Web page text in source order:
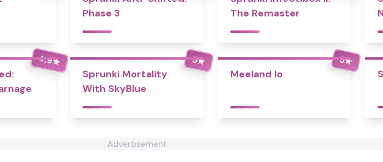
Phase 3
The Remaster
4.9★ 5★
Sprunki Mortality
With SkyBlue
5★
Meeland Io
Advertisement